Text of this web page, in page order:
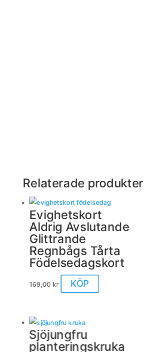
Relaterade produkter
Evighetskort
Aldrig Avslutande
Glittrande
Regnbågs Tårta
Födelsedagskort
169,00 kr KÖP
Sjöjungfru
planteringskruka